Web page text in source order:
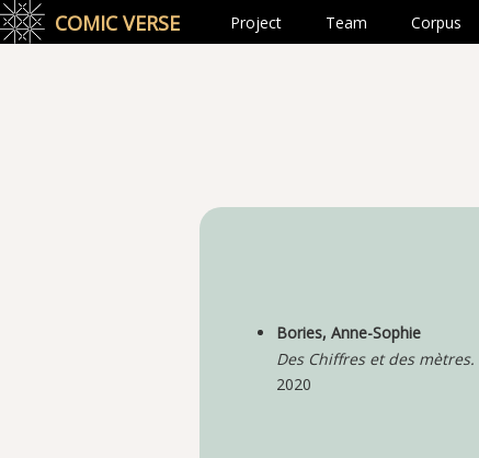
COMIC VERSE Project Team Corpus
Bories, Anne-Sophie
Des Chiffres et des mètres.
2020